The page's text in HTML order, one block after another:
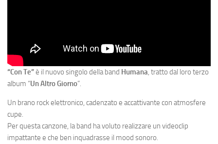
“Con Te”è il nuovo singolo della band Humana, tratto dal loro terzo
album “Un Altro Giorno”.
Un brano rock elettronico, cadenzato e accattivante con atmosfere
cupe.
Per questa canzone, la band ha voluto realizzare un videoclip
impattante e che ben inquadrasse il mood sonoro.